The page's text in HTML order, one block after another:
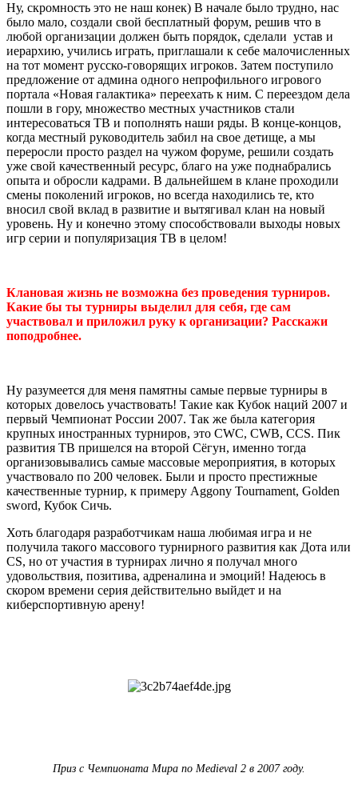
Ну, скромность это не наш конек) В начале было трудно, нас
было мало, создали свой бесплатный форум, решив что в
любой организации должен быть порядок, сделали устав и
иерархию, учились играть, приглашали к себе малочисленных
на тот момент русско-говорящих игроков. Затем поступило
предложение от админа одного непрофильного игрового
портала «Новая галактика» переехать к ним. С переездом дела
пошли в гору, множество местных участников стали
интересоваться ТВ и пополнять наши ряды. В конце-концов,
когда местный руководитель забил на свое детище, а мы
переросли просто раздел на чужом форуме, решили создать
уже свой качественный ресурс, благо на уже поднабрались
опыта и обросли кадрами. В дальнейшем в клане проходили
смены поколений игроков, но всегда находились те, кто
вносил свой вклад в развитие и вытягивал клан на новый
уровень. Ну и конечно этому способствовали выходы новых
игр серии и популяризация ТВ в целом!
Клановая жизнь не возможна без проведения турниров.
Какие бы ты турниры выделил для себя, где сам
участвовал и приложил руку к организации? Расскажи
поподробнее.
Ну разумеется для меня памятны самые первые турниры в
которых довелось участвовать! Такие как Кубок наций 2007 и
первый Чемпионат России 2007. Так же была категория
крупных иностранных турниров, это CWC, CWB, CCS. Пик
развития ТВ пришелся на второй Сёгун, именно тогда
организовывались самые массовые мероприятия, в которых
участвовало по 200 человек. Были и просто престижные
качественные турнир, к примеру Aggony Tournament, Golden
sword, Кубок Сичь.
Хоть благодаря разработчикам наша любимая игра и не
получила такого массового турнирного развития как Дота или
CS, но от участия в турнирах лично я получал много
удовольствия, позитива, адреналина и эмоций! Надеюсь в
скором времени серия действительно выйдет и на
киберспортивную арену!
Приз с Чемпионата Мира по Medieval 2 в 2007 году.